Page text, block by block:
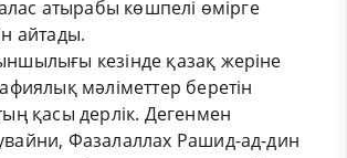
атырабы көшпелі өмірге
айтады.
кезінде қазақ жеріне
мәліметтер беретін
қасы дерлік. Дегенмен
Фазалаллах Рашид-ад-дин